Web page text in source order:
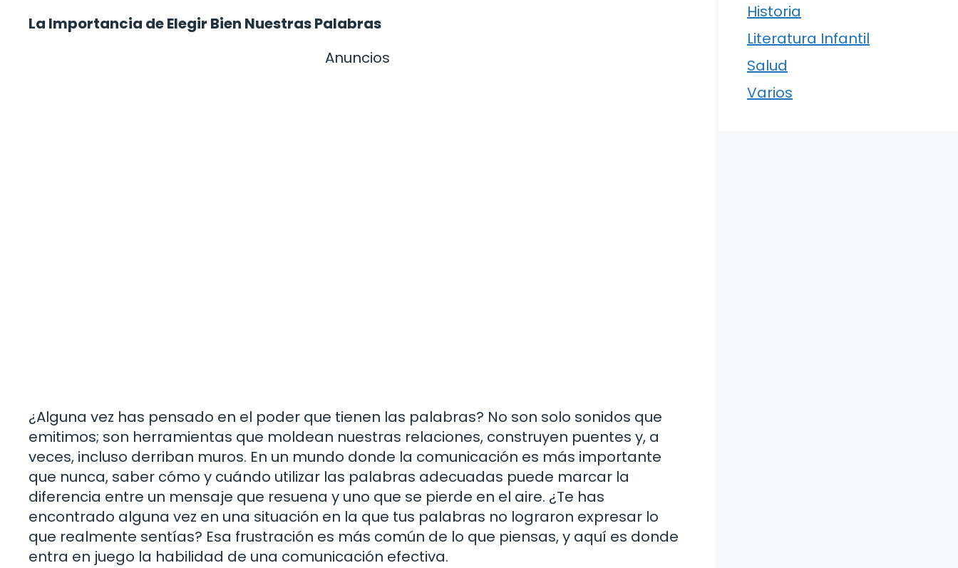
La Importancia de Elegir Bien Nuestras Palabras
Anuncios
¿Alguna vez has pensado en el poder que tienen las palabras? No son solo sonidos que
emitimos; son herramientas que moldean nuestras relaciones, construyen puentes y, a
veces, incluso derriban muros. En un mundo donde la comunicación es más importante
que nunca, saber cómo y cuándo utilizar las palabras adecuadas puede marcar la
diferencia entre un mensaje que resuena y uno que se pierde en el aire. ¿Te has
encontrado alguna vez en una situación en la que tus palabras no lograron expresar lo
que realmente sentías? Esa frustración es más común de lo que piensas, y aquí es donde
entra en juego la habilidad de una comunicación efectiva.
Historia
Literatura Infantil
Salud
Varios